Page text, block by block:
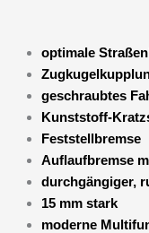
optimale
geschraubtes
Kunststoff-
Feststellbremse
Auflaufbremse
durchgängiger,
15 mm stark
moderne